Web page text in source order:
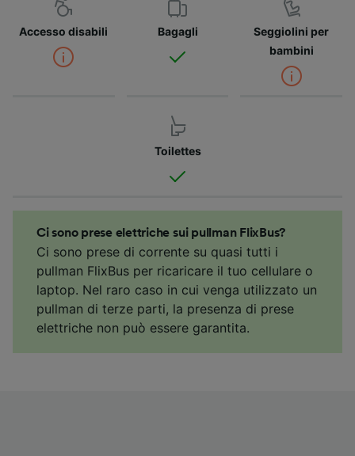
Accesso disabili Bagagli
Seggiolini per
bambini
Toilettes
Ci sono prese elettriche sui pullman FlixBus?
Ci sono prese di corrente su quasi tutti i
pullman FlixBus per ricaricare il tuo cellulare o
laptop. Nel raro caso in cui venga utilizzato un
pullman di terze parti, la presenza di prese
elettriche non può essere garantita.